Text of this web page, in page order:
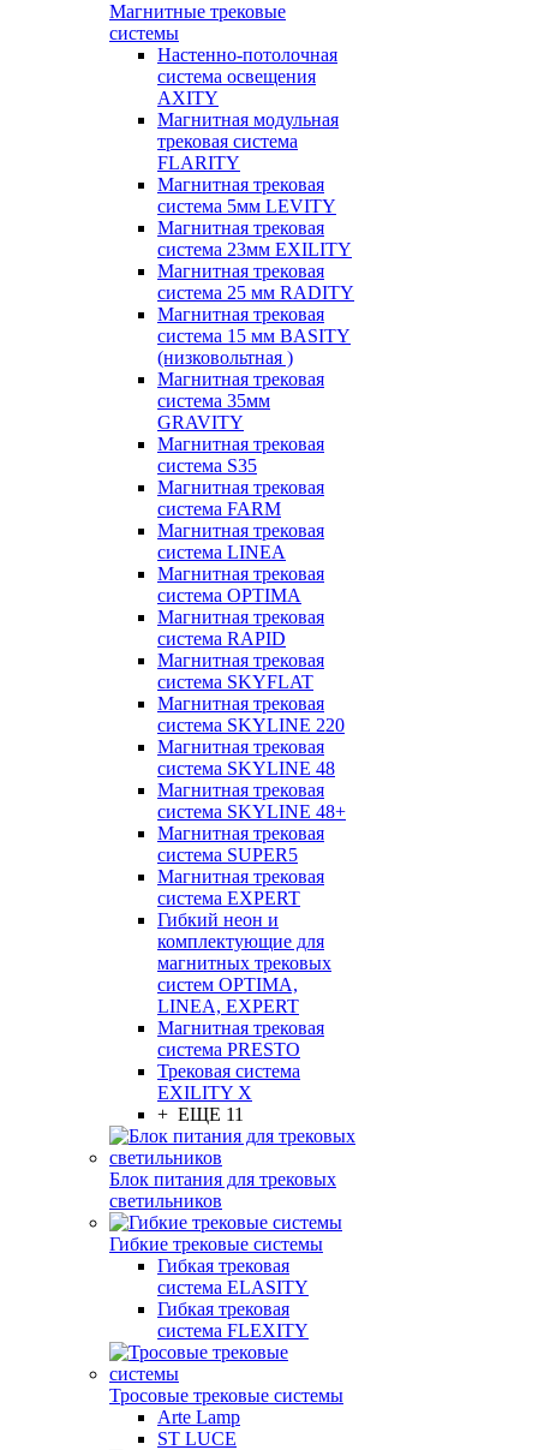
Магнитные трековые
системы
Настенно-потолочная
система освещения
AXITY
Магнитная модульная
трековая система
FLARITY
Магнитная трековая
система 5мм LEVITY
Магнитная трековая
система 23мм EXILITY
Магнитная трековая
система 25 мм RADITY
Магнитная трековая
система 15 мм BASITY
(низковольтная )
Магнитная трековая
система 35мм
GRAVITY
Магнитная трековая
система S35
Магнитная трековая
система FARM
Магнитная трековая
система LINEA
Магнитная трековая
система OPTIMA
Магнитная трековая
система RAPID
Магнитная трековая
система SKYFLAT
Магнитная трековая
система SKYLINE 220
Магнитная трековая
система SKYLINE 48
Магнитная трековая
система SKYLINE 48+
Магнитная трековая
система SUPER5
Магнитная трековая
система EXPERT
Гибкий неон и
комплектующие для
магнитных трековых
систем OPTIMA,
LINEA, EXPERT
Магнитная трековая
система PRESTO
Трековая система
EXILITY X
+ ЕЩЕ 11
Блок питания для трековых
светильников
Гибкие трековые системы
Гибкая трековая
система ELASITY
Гибкая трековая
система FLEXITY
Тросовые трековые системы
Arte Lamp
ST LUCE